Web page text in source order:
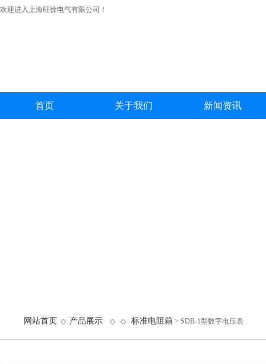
欢迎进入上海旺徐电气有限公司！
首页 关于我们 新闻资讯
网站首页 ◇ 产品展示 ◇ ◇ 标准电阻箱 > SDB-1型数字电压表